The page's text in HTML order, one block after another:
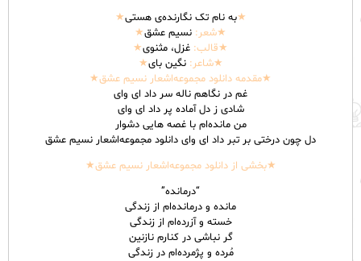
★به نام تک نگارنده‌ی هستی★
★شعر: نسیم عشق★
★قالب: غزل، مثنوی★
★شاعر: نگین بای★
★مقدمه دانلود مجموعه‌اشعار نسیم عشق★
غم در نگاهم ناله سر داد ای وای
شادی ز دل آماده پر داد ای وای
من مانده‌ام با غصه هایی دشوار
دل چون درختی بر تبر داد ای وای​ دانلود مجموعه‌اشعار نسیم عشق
★بخشی از دانلود مجموعه‌اشعار نسیم عشق★
“درمانده”
مانده و درمانده‌ام از زندگی
خسته و آزرده‌ام از زندگی
گر نباشی در کنارم نازنین
مُرده و پژمرده‌ام در زندگی